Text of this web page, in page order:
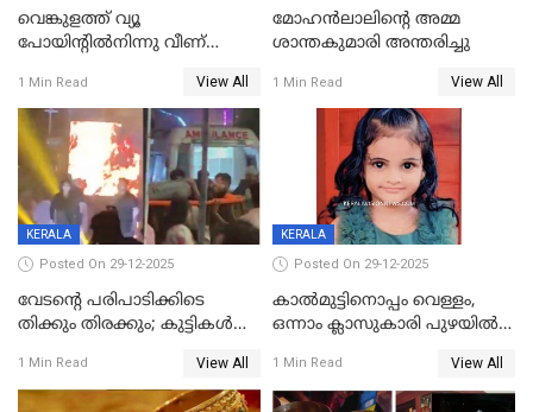
വെങ്കുളത്ത് വ്യൂ
പോയിന്റിൽനിന്നു വീണ്
1 Min Read View All
മോഹന്‍ലാലിന്‍റെ അമ്മ
ശാന്തകുമാരി അന്തരിച്ചു
1 Min Read View All
KERALA
Posted On 29-12-2025
വേടന്റെ പരിപാടിക്കിടെ
തിക്കും തിരക്കും; കുട്ടികള്‍
പരിക്ക്; പാളം മറികടന്ന
യുവാവ് ട്രെയിന്‍ തട്ടി മരിച്ചു
1 Min Read View All
KERALA
Posted On 29-12-2025
കാൽമുട്ടിനൊപ്പം വെള്ളം,
ഒന്നാം ക്ലാസുകാരി പുഴയിൽ
കുട്ടികൾക്കൊപ്പം
കളിക്കുന്നതിനിടെ
1 Min Read View All